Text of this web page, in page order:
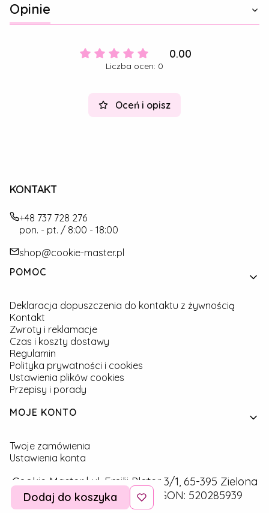
Opinie
0.00
Liczba ocen: 0
Oceń i opisz
KONTAKT
+48 737 728 276
pon. - pt. / 8:00 - 18:00
shop@cookie-master.pl
Linki w stopce
POMOC
Deklaracja dopuszczenia do kontaktu z żywnością
Kontakt
Zwroty i reklamacje
Czas i koszty dostawy
Regulamin
Polityka prywatności i cookies
Ustawienia plików cookies
Przepisy i porady
MOJE KONTO
Twoje zamówienia
Ustawienia konta
Cookie Master | ul. Emilii Plater 3/1, 65-395 Zielona
Góra | NIP: 9291757160 | REGON: 520285939
Dodaj do koszyka